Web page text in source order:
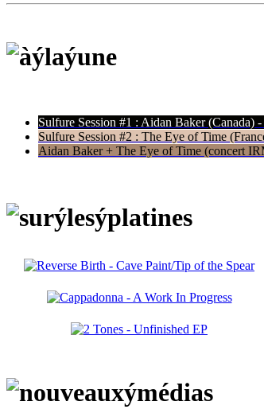
Sulfure Session #1 : Aidan Baker (Canada)
Sulfure Session #2 : The Eye of Time
Aidan Baker + The Eye of Time (concert